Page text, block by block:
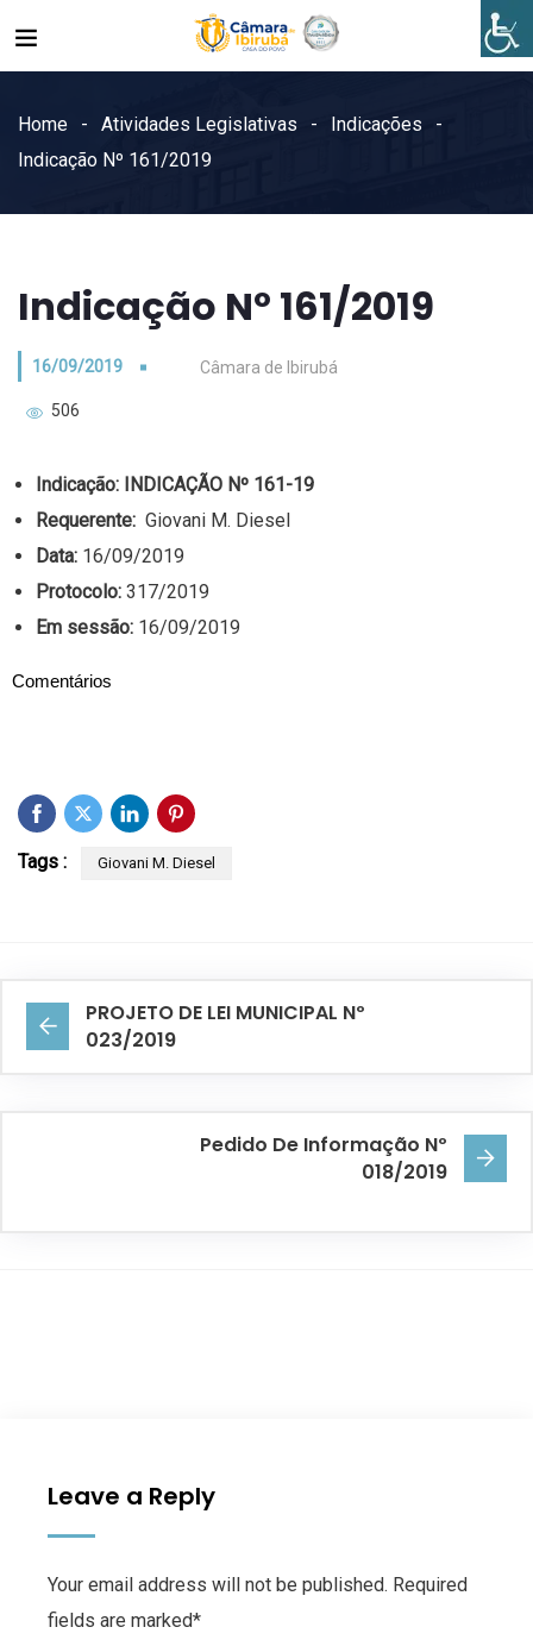
Home Atividades Legislativas
Indicações
Indicação Nº 161/2019
Indicação Nº 161/2019
16/09/2019 Câmara de Ibirubá
506
Indicação:
INDICAÇÃO Nº 161-19
Requerente: Giovani M. Diesel
Data: 16/09/2019
Protocolo: 317/2019
Em sessão: 16/09/2019
Comentários
Tags : Giovani M. Diesel
PROJETO DE LEI MUNICIPAL Nº
023/2019
Pedido De Informação Nº
018/2019
Leave a Reply
Your email address will not be published. Required
fields are marked*